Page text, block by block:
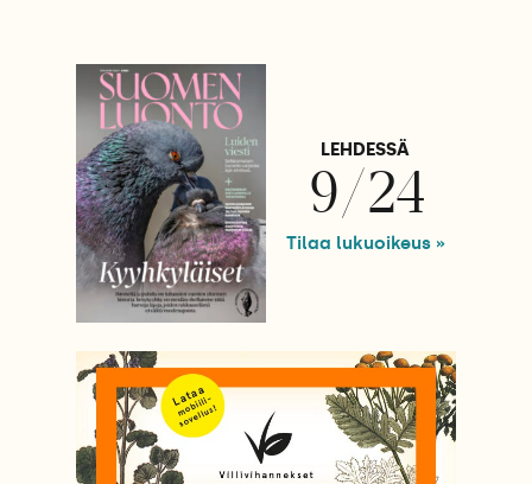
LEHDESSÄ
9/24
Tilaa lukuoikeus »